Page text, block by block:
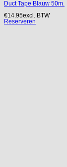
Duct Tape Blauw 50m.
€14.95excl. BTW
Reserveren